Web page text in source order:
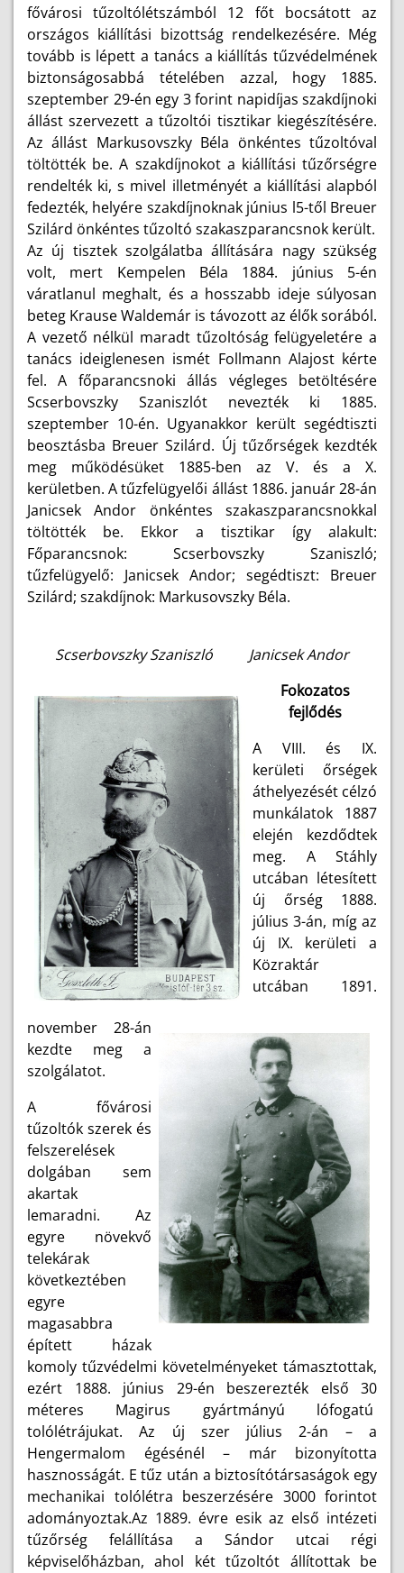
fővárosi tűzoltólétszámból 12 főt bocsátott az
országos kiállítási bizottság rendelkezésére. Még
tovább is lépett a tanács a kiállítás tűzvédelmének
biztonságosabbá tételében azzal, hogy 1885.
szeptember 29-én egy 3 forint napidíjas szakdíjnoki
állást szervezett a tűzoltói tisztikar kiegészítésére.
Az állást Markusovszky Béla önkéntes tűzoltóval
töltötték be. A szakdíjnokot a kiállítási tűzőrségre
rendelték ki, s mivel illetményét a kiállítási alapból
fedezték, helyére szakdíjnoknak június l5-től Breuer
Szilárd önkéntes tűzoltó szakaszparancsnok került.
Az új tisztek szolgálatba állítására nagy szükség
volt, mert Kempelen Béla 1884. június 5-én
váratlanul meghalt, és a hosszabb ideje súlyosan
beteg Krause Waldemár is távozott az élők sorából.
A vezető nélkül maradt tűzoltóság felügyeletére a
tanács ideiglenesen ismét Follmann Alajost kérte
fel. A főparancsnoki állás végleges betöltésére
Scserbovszky Szaniszlót nevezték ki 1885.
szeptember 10-én. Ugyanakkor került segédtiszti
beosztásba Breuer Szilárd. Új tűzőrségek kezdték
meg működésüket 1885-ben az V. és a X.
kerületben. A tűzfelügyelői állást 1886. január 28-án
Janicsek Andor önkéntes szakaszparancsnokkal
töltötték be. Ekkor a tisztikar így alakult:
Főparancsnok: Scserbovszky Szaniszló;
tűzfelügyelő: Janicsek Andor; segédtiszt: Breuer
Szilárd; szakdíjnok: Markusovszky Béla.
Scserbovszky Szaniszló Janicsek Andor
Fokozatos
fejlődés
A VIII. és IX.
kerületi őrségek
áthelyezését célzó
munkálatok 1887
elején kezdődtek
meg. A Stáhly
utcában létesített
új őrség 1888.
július 3-án, míg az
új IX. kerületi a
Közraktár
utcában 1891.
november 28-án
kezdte meg a
szolgálatot.
A fővárosi
tűzoltók szerek és
felszerelések
dolgában sem
akartak
lemaradni. Az
egyre növekvő
telekárak
következtében
egyre
magasabbra
épített házak
komoly tűzvédelmi követelményeket támasztottak,
ezért 1888. június 29-én beszerezték első 30
méteres Magirus gyártmányú lófogatú
tolólétrájukat. Az új szer július 2-án – a
Hengermalom égésénél – már bizonyította
hasznosságát. E tűz után a biztosítótársaságok egy
mechanikai tolólétra beszerzésére 3000 forintot
adományoztak.Az 1889. évre esik az első intézeti
tűzőrség felállítása a Sándor utcai régi
képviselőházban, ahol két tűzoltót állítottak be